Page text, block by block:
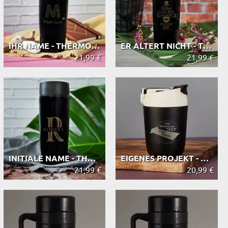
IHR NAME - THERMOBECHER
21,99 €
ER ALTERT NICHT - THERMOBECHER
21,99 €
INITIALE NAME - THERMOBECHER
21,99 €
EIGENES PROJEKT - THERMOBECHER 360 ML
20,99 €